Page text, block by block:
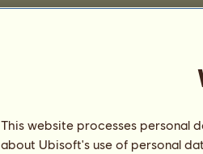
This website processes personal
about Ubisoft's use of personal